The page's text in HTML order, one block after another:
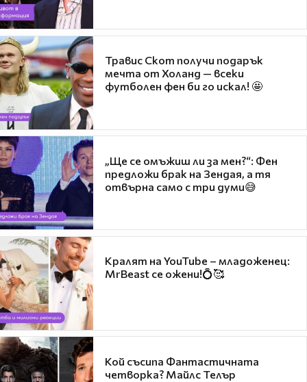
Травис Скот получи подарък
мечта от Холанд — всеки
футболен фен би го искал! 🤩
„Ще се омъжиш ли за мен?“: Фен
предложи брак на Зендая, а тя
отвърна само с три думи😅
Кралят на YouTube – младоженец:
MrBeast се ожени!💍🥰
Кой съсипа Фантастичната
четворка? Майлс Телър